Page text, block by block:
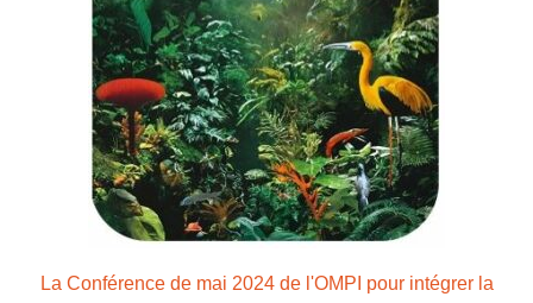
La Conférence de mai 2024 de l'OMPI pour intégrer la